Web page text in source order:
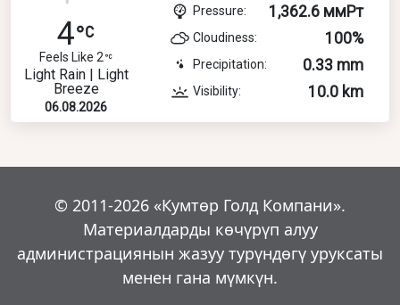
4
Feels Like 2
Light Rain | Light
Breeze
06.08.2026
Pressure: 1,362.6 ммРт
Cloudiness: 100%
Precipitation: 0.33 mm
Visibility: 10.0 km
© 2011-2026 «Кумтөр Голд Компани».
Материалдарды көчүрүп алуу
администрациянын жазуу турүндөгү уруксаты
менен гана мүмкүн.